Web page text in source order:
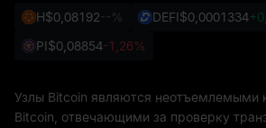
H$0,08192--% DEFI$0,0001334
PI$0,08854-1,26%
Узлы Bitcoin являются неотъемлемыми
Bitcoin, отвечающими за проверку